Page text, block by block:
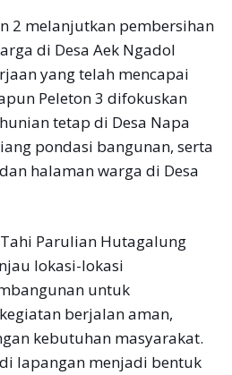
2 melanjutkan pembersihan
di Desa Aek Ngadol
yang telah mencapai
Peleton 3 difokuskan
tetap di Desa Napa
pondasi bangunan, serta
halaman warga di Desa
Tahi Parulian Hutagalung
lokasi-lokasi
untuk
berjalan aman,
kebutuhan masyarakat.
lapangan menjadi bentuk